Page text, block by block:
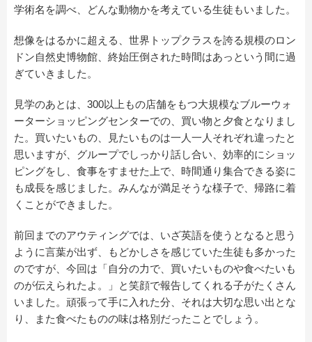
学術名を調べ、どんな動物かを考えている生徒もいました。
想像をはるかに超える、世界トップクラスを誇る規模のロン
ドン自然史博物館、終始圧倒された時間はあっという間に過
ぎていきました。
見学のあとは、300以上もの店舗をもつ大規模なブルーウォ
ーターショッピングセンターでの、買い物と夕食となりまし
た。買いたいもの、見たいものは一人一人それぞれ違ったと
思いますが、グループでしっかり話し合い、効率的にショッ
ピングをし、食事をすませた上で、時間通り集合できる姿に
も成長を感じました。みんなが満足そうな様子で、帰路に着
くことができました。
前回までのアウティングでは、いざ英語を使うとなると思う
ように言葉が出ず、もどかしさを感じていた生徒も多かった
のですが、今回は「自分の力で、買いたいものや食べたいも
のが伝えられたよ。」と笑顔で報告してくれる子がたくさん
いました。頑張って手に入れた分、それは大切な思い出とな
り、また食べたものの味は格別だったことでしょう。